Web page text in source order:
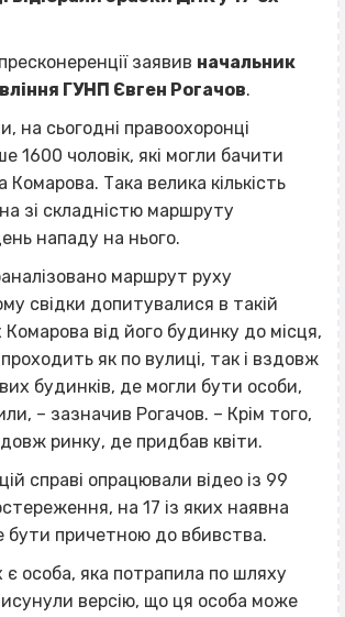
заявив начальник
ГУНП Євген Рогачов.
на сьогодні правоохоронці
1600 чоловік, які могли бачити
Така велика кількість
зі складністю маршруту
нападу на нього.
маршрут руху
свідки допитувалися в такій
Комарова від його будинку до місця,
як по вулиці, так і вздовж
будинків, де могли бути особи,
– зазначив Рогачов. – Крім того,
ринку, де придбав квіти.
справі опрацювали відео із 99
на 17 із яких наявна
бути причетною до вбивства.
є особа, яка потрапила по шляху
версію, що ця особа може